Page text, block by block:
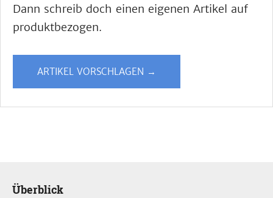
Dann schreib doch einen eigenen Artikel auf
produktbezogen.
ARTIKEL VORSCHLAGEN →
Überblick